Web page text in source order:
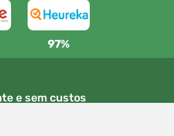
97%
e sem custos
superiores a 80 EUR